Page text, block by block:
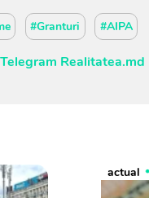
#Granturi #AIPA
Telegram Realitatea.md
actual